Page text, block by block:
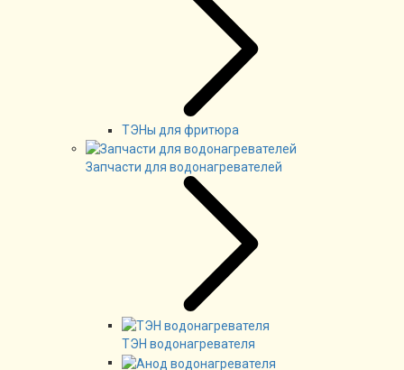
ТЭНы для фритюра
Запчасти для водонагревателей
ТЭН водонагревателя